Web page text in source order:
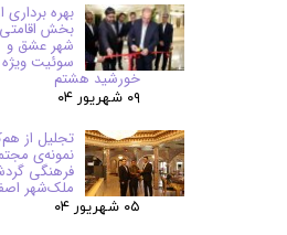
بهره برداری
بخش
شهر عشق و
سوئیت
خورشید هشتم
۰۹ شهریور ۰۴
تجلیل از
نمونه‌ی
فرهنگی
ملک‌شهر
۰۵ شهریور ۰۴